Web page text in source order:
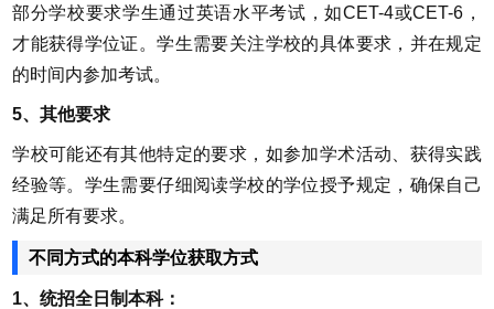
部分学校要求学生通过英语水平考试，如CET-4或CET-6，
才能获得学位证。学生需要关注学校的具体要求，并在规定
的时间内参加考试。
5、其他要求
学校可能还有其他特定的要求，如参加学术活动、获得实践
经验等。学生需要仔细阅读学校的学位授予规定，确保自己
满足所有要求。
不同方式的本科学位获取方式
1、统招全日制本科：